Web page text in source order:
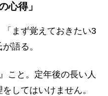
心得」
まず覚えておきたい3
語る。
こと。定年後の長い人
してはいけません。